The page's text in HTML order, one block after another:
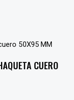
CUERO